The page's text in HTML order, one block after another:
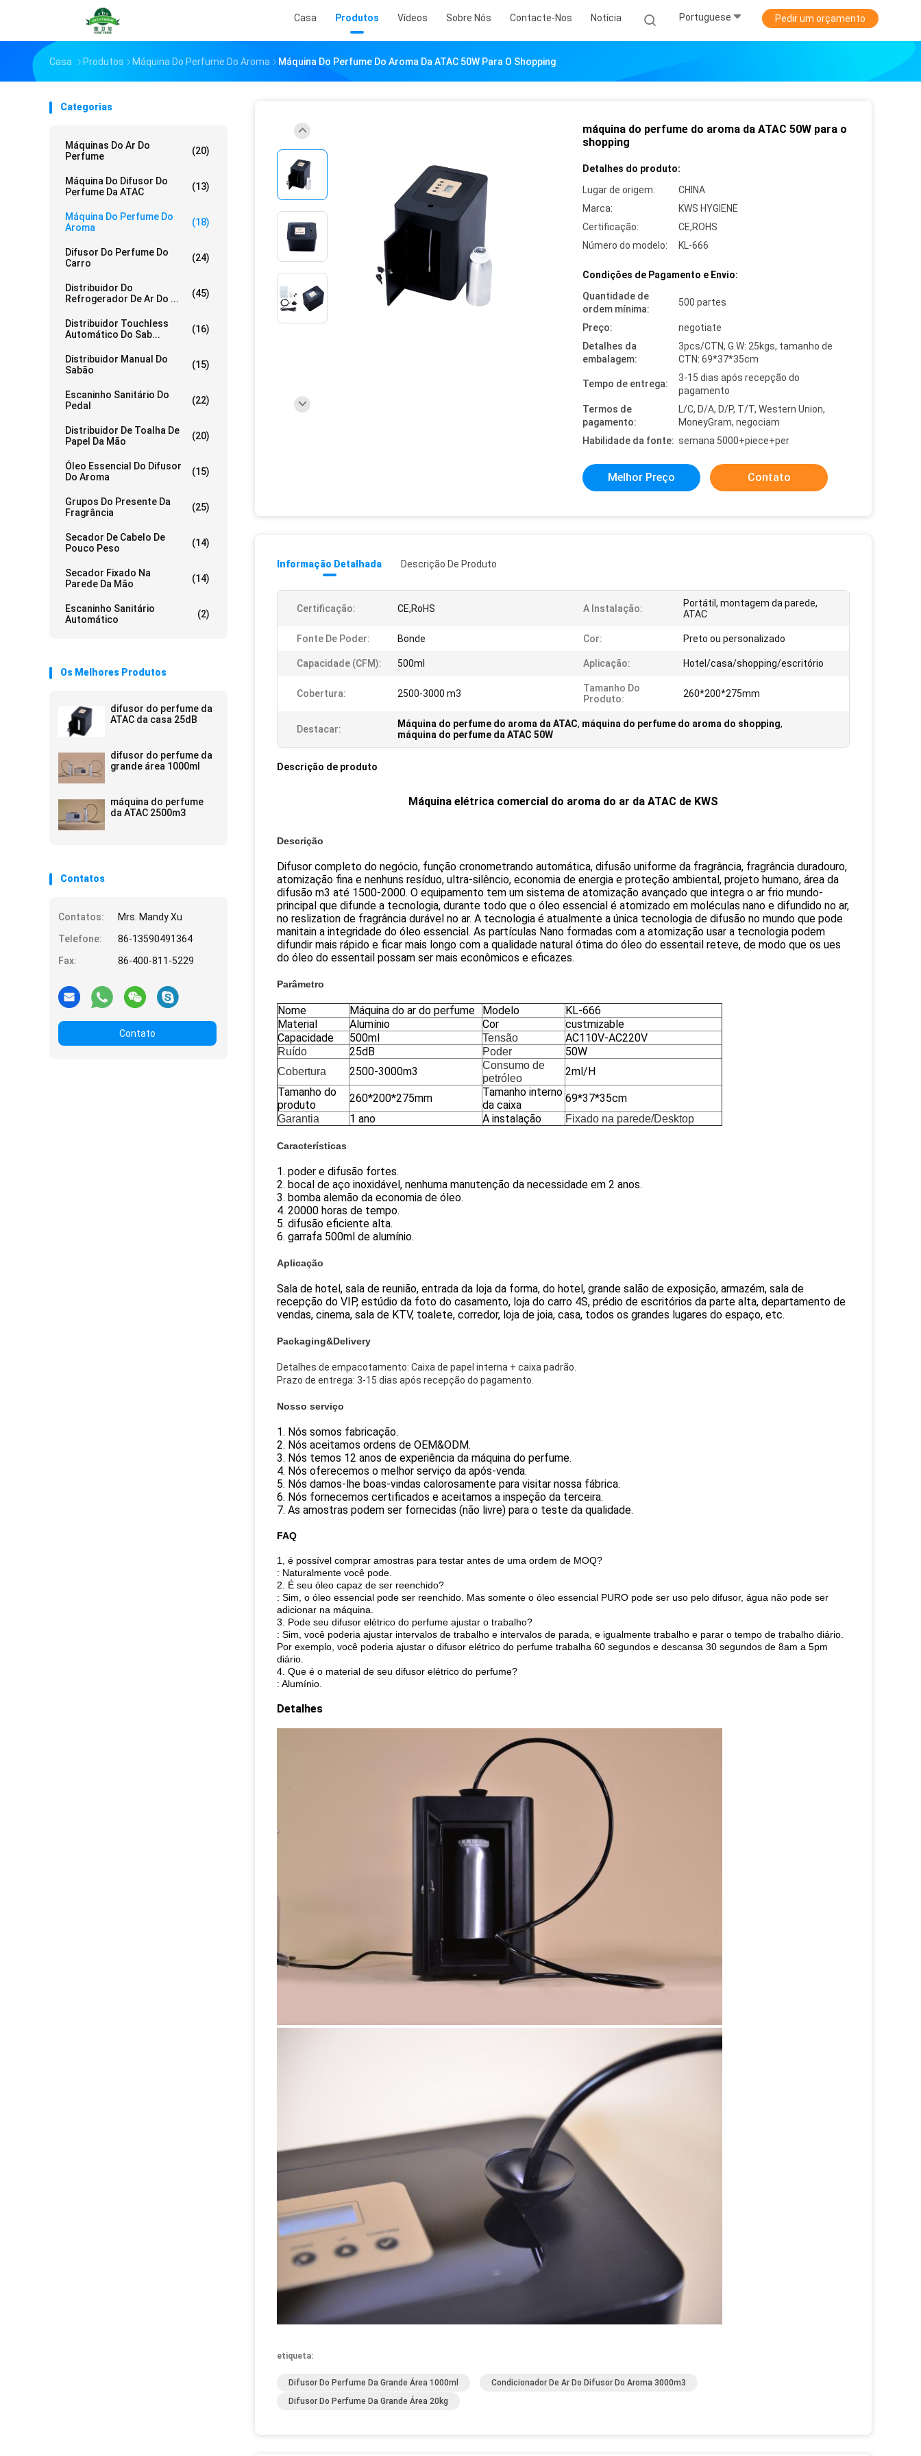
Casa Produtos Vídeos Sobre Nós Contacte-Nos Notícia Portuguese Pedir um orçamento
Casa Produtos Máquina Do Perfume Do Aroma Máquina Do Perfume Do Aroma Da ATAC 50W Para O Shopping
Categorias
Máquinas Do Ar Do
Perfume
(20)
Máquina Do Difusor Do
Perfume Da ATAC
(13)
Máquina Do Perfume Do
Aroma
(18)
Difusor Do Perfume Do
Carro
(24)
Distribuidor Do
Refrogerador De Ar Do ...
(45)
Distribuidor Touchless
Automático Do Sab...
(16)
Distribuidor Manual Do
Sabão
(15)
Escaninho Sanitário Do
Pedal
(22)
Distribuidor De Toalha De
Papel Da Mão
(20)
Óleo Essencial Do Difusor
Do Aroma
(15)
Grupos Do Presente Da
Fragrância
(25)
Secador De Cabelo De
Pouco Peso
(14)
Secador Fixado Na
Parede Da Mão
(14)
Escaninho Sanitário
Automático
(2)
Os Melhores Produtos
difusor do perfume da
ATAC da casa 25dB
difusor do perfume da
grande área 1000ml
máquina do perfume
da ATAC 2500m3
Contatos
Contatos:
Mrs. Mandy Xu
Telefone:
86-13590491364
Fax:
86-400-811-5229
Contato
máquina do perfume do aroma da ATAC 50W para o
shopping
Detalhes do produto:
Lugar de origem:
CHINA
Marca:
KWS HYGIENE
Certificação:
CE,ROHS
Número do modelo:
KL-666
Condições de Pagamento e Envio:
Quantidade de
ordem mínima:
500 partes
Preço:
negotiate
Detalhes da
embalagem:
3pcs/CTN, G.W: 25kgs, tamanho de
CTN: 69*37*35cm
Tempo de entrega:
3-15 dias após recepção do
pagamento
Termos de
pagamento:
L/C, D/A, D/P, T/T, Western Union,
MoneyGram, negociam
Habilidade da fonte: semana 5000+piece+per
Melhor Preço Contato
Informação Detalhada Descrição De Produto
Certificação: CE,RoHS A Instalação:
Portátil, montagem da parede,
ATAC
Fonte De Poder: Bonde Cor: Preto ou personalizado
Capacidade (CFM): 500ml Aplicação: Hotel/casa/shopping/escritório
Cobertura: 2500-3000 m3
Tamanho Do
Produto:
260*200*275mm
Destacar: Máquina do perfume do aroma da ATAC, máquina do perfume do aroma do shopping,
máquina do perfume da ATAC 50W
Descrição de produto
Máquina elétrica comercial do aroma do ar da ATAC de KWS
Descrição
Difusor completo do negócio, função cronometrando automática, difusão uniforme da fragrância, fragrância duradouro,
atomização fina e nenhuns resíduo, ultra-silêncio, economia de energia e proteção ambiental, projeto humano, área da
difusão m3 até 1500-2000. O equipamento tem um sistema de atomização avançado que integra o ar frio mundo-
principal que difunde a tecnologia, durante todo que o óleo essencial é atomizado em moléculas nano e difundido no ar,
no reslization de fragrância durável no ar. A tecnologia é atualmente a única tecnologia de difusão no mundo que pode
manitain a integridade do óleo essencial. As partículas Nano formadas com a atomização usar a tecnologia podem
difundir mais rápido e ficar mais longo com a qualidade natural ótima do óleo do essentail reteve, de modo que os ues
do óleo do essentail possam ser mais econômicos e eficazes.
Parâmetro
Nome Máquina do ar do perfume Modelo
KL-666
Material
Alumínio Cor
custmizable
Capacidade
500ml Tensão AC110V-AC220V
Ruído 25dB Poder 50W
Cobertura 2500-3000m3
Consumo de
petróleo
2ml/H
Tamanho do
produto
260*200*275mm
Tamanho interno
da caixa
69*37*35cm
Garantia 1 ano A instalação Fixado na parede/Desktop
Características
1. poder e difusão fortes.
2. bocal de aço inoxidável, nenhuma manutenção da necessidade em 2 anos.
3. bomba alemão da economia de óleo.
4. 20000 horas de tempo.
5. difusão eficiente alta.
6. garrafa 500ml de alumínio.
Aplicação
Sala de hotel, sala de reunião, entrada da loja da forma, do hotel, grande salão de exposição, armazém, sala de
recepção do VIP, estúdio da foto do casamento, loja do carro 4S, prédio de escritórios da parte alta, departamento de
vendas, cinema, sala de KTV, toalete, corredor, loja de joia, casa, todos os grandes lugares do espaço, etc.
Packaging&Delivery
Detalhes de empacotamento: Caixa de papel interna + caixa padrão.
Prazo de entrega: 3-15 dias após recepção do pagamento.
Nosso serviço
1. Nós somos fabricação.
2. Nós aceitamos ordens de OEM&ODM.
3. Nós temos 12 anos de experiência da máquina do perfume.
4. Nós oferecemos o melhor serviço da após-venda.
5. Nós damos-lhe boas-vindas calorosamente para visitar nossa fábrica.
6. Nós fornecemos certificados e aceitamos a inspeção da terceira.
7. As amostras podem ser fornecidas (não livre) para o teste da qualidade.
FAQ
1, é possível comprar amostras para testar antes de uma ordem de MOQ?
: Naturalmente você pode.
2. É seu óleo capaz de ser reenchido?
: Sim, o óleo essencial pode ser reenchido. Mas somente o óleo essencial PURO pode ser uso pelo difusor, água não pode ser
adicionar na máquina.
3. Pode seu difusor elétrico do perfume ajustar o trabalho?
: Sim, você poderia ajustar intervalos de trabalho e intervalos de parada, e igualmente trabalho e parar o tempo de trabalho diário.
Por exemplo, você poderia ajustar o difusor elétrico do perfume trabalha 60 segundos e descansa 30 segundos de 8am a 5pm
diário.
4. Que é o material de seu difusor elétrico do perfume?
: Alumínio.
Detalhes
etiqueta:
Difusor Do Perfume Da Grande Área 1000ml
Condicionador De Ar Do Difusor Do Aroma 3000m3
Difusor Do Perfume Da Grande Área 20kg